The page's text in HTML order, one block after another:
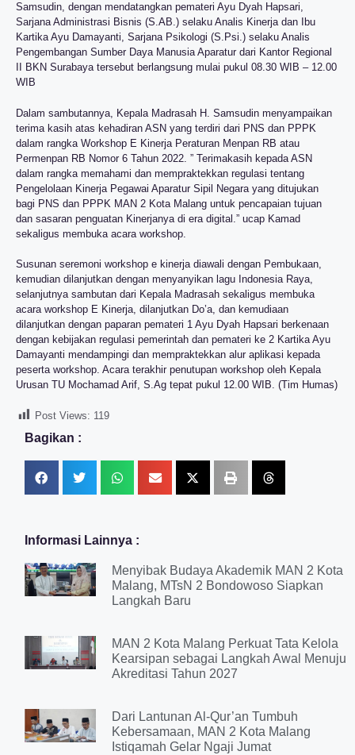
Samsudin, dengan mendatangkan pemateri Ayu Dyah Hapsari,
Sarjana Administrasi Bisnis (S.AB.) selaku Analis Kinerja dan Ibu
Kartika Ayu Damayanti, Sarjana Psikologi (S.Psi.) selaku Analis
Pengembangan Sumber Daya Manusia Aparatur dari Kantor Regional
II BKN Surabaya tersebut berlangsung mulai pukul 08.30 WIB – 12.00
WIB
Dalam sambutannya, Kepala Madrasah H. Samsudin menyampaikan
terima kasih atas kehadiran ASN yang terdiri dari PNS dan PPPK
dalam rangka Workshop E Kinerja Peraturan Menpan RB atau
Permenpan RB Nomor 6 Tahun 2022. ” Terimakasih kepada ASN
dalam rangka memahami dan mempraktekkan regulasi tentang
Pengelolaan Kinerja Pegawai Aparatur Sipil Negara yang ditujukan
bagi PNS dan PPPK MAN 2 Kota Malang untuk pencapaian tujuan
dan sasaran penguatan Kinerjanya di era digital.” ucap Kamad
sekaligus membuka acara workshop.
Susunan seremoni workshop e kinerja diawali dengan Pembukaan,
kemudian dilanjutkan dengan menyanyikan lagu Indonesia Raya,
selanjutnya sambutan dari Kepala Madrasah sekaligus membuka
acara workshop E Kinerja, dilanjutkan Do’a, dan kemudiaan
dilanjutkan dengan paparan pemateri 1 Ayu Dyah Hapsari berkenaan
dengan kebijakan regulasi pemerintah dan pemateri ke 2 Kartika Ayu
Damayanti mendampingi dan mempraktekkan alur aplikasi kepada
peserta workshop. Acara terakhir penutupan workshop oleh Kepala
Urusan TU Mochamad Arif, S.Ag tepat pukul 12.00 WIB. (Tim Humas)
Post Views: 119
Bagikan :
Informasi Lainnya :
Menyibak Budaya Akademik MAN 2 Kota
Malang, MTsN 2 Bondowoso Siapkan
Langkah Baru
MAN 2 Kota Malang Perkuat Tata Kelola
Kearsipan sebagai Langkah Awal Menuju
Akreditasi Tahun 2027
Dari Lantunan Al-Qur’an Tumbuh
Kebersamaan, MAN 2 Kota Malang
Istiqamah Gelar Ngaji Jumat